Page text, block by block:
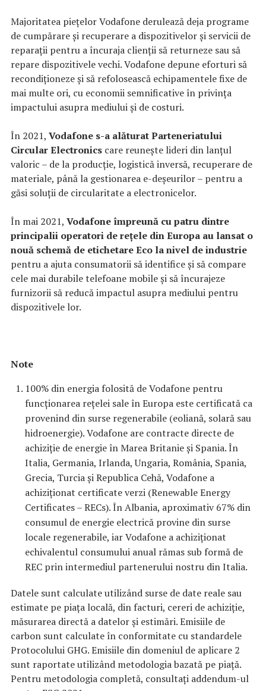
Majoritatea piețelor Vodafone derulează deja programe
de cumpărare și recuperare a dispozitivelor și servicii de
reparații pentru a încuraja clienții să returneze sau să
repare dispozitivele vechi. Vodafone depune eforturi să
recondiționeze și să refolosească echipamentele fixe de
mai multe ori, cu economii semnificative în privința
impactului asupra mediului și de costuri.
În 2021, Vodafone s-a alăturat Parteneriatului
Circular Electronics care reunește lideri din lanțul
valoric – de la producție, logistică inversă, recuperare de
materiale, până la gestionarea e-deșeurilor – pentru a
găsi soluții de circularitate a electronicelor.
În mai 2021, Vodafone împreună cu patru dintre
principalii operatori de rețele din Europa au lansat o
nouă schemă de etichetare Eco la nivel de industrie
pentru a ajuta consumatorii să identifice și să compare
cele mai durabile telefoane mobile și să încurajeze
furnizorii să reducă impactul asupra mediului pentru
dispozitivele lor.
Note
100% din energia folosită de Vodafone pentru
funcționarea rețelei sale în Europa este certificată ca
provenind din surse regenerabile (eoliană, solară sau
hidroenergie). Vodafone are contracte directe de
achiziție de energie în Marea Britanie și Spania. În
Italia, Germania, Irlanda, Ungaria, România, Spania,
Grecia, Turcia și Republica Cehă, Vodafone a
achiziționat certificate verzi (Renewable Energy
Certificates – RECs). În Albania, aproximativ 67% din
consumul de energie electrică provine din surse
locale regenerabile, iar Vodafone a achiziționat
echivalentul consumului anual rămas sub formă de
REC prin intermediul partenerului nostru din Italia.
Datele sunt calculate utilizând surse de date reale sau
estimate pe piața locală, din facturi, cereri de achiziție,
măsurarea directă a datelor și estimări. Emisiile de
carbon sunt calculate în conformitate cu standardele
Protocolului GHG. Emisiile din domeniul de aplicare 2
sunt raportate utilizând metodologia bazată pe piață.
Pentru metodologia completă, consultați addendum-ul